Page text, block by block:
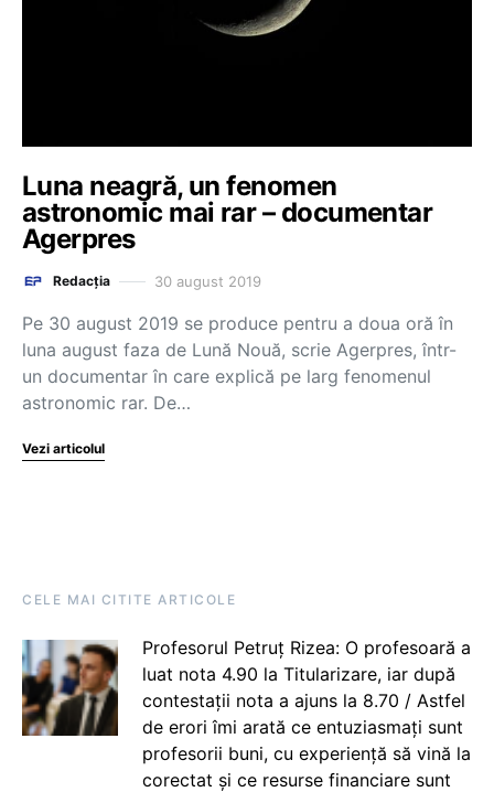
Luna neagră, un fenomen
astronomic mai rar – documentar
Agerpres
Redacția 30 august 2019
Pe 30 august 2019 se produce pentru a doua oră în
luna august faza de Lună Nouă, scrie Agerpres, într-
un documentar în care explică pe larg fenomenul
astronomic rar. De…
Vezi articolul
CELE MAI CITITE ARTICOLE
Profesorul Petruț Rizea: O profesoară a
luat nota 4.90 la Titularizare, iar după
contestații nota a ajuns la 8.70 / Astfel
de erori îmi arată ce entuziasmați sunt
profesorii buni, cu experiență să vină la
corectat și ce resurse financiare sunt